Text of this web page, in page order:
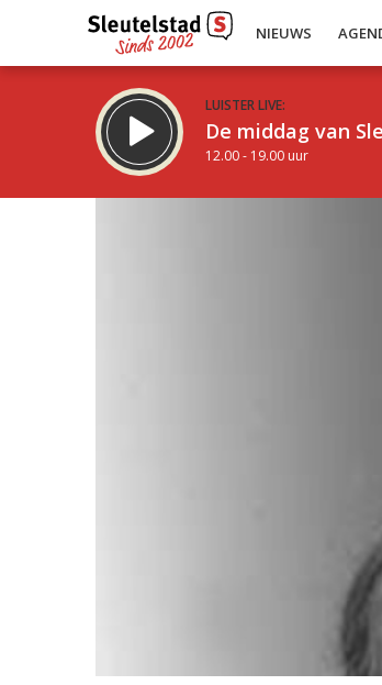
NIEUWS
LUISTER LIVE:
De middag van
12.00 - 19.00 uur